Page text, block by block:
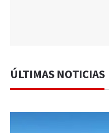
ÚLTIMAS NOTICIAS